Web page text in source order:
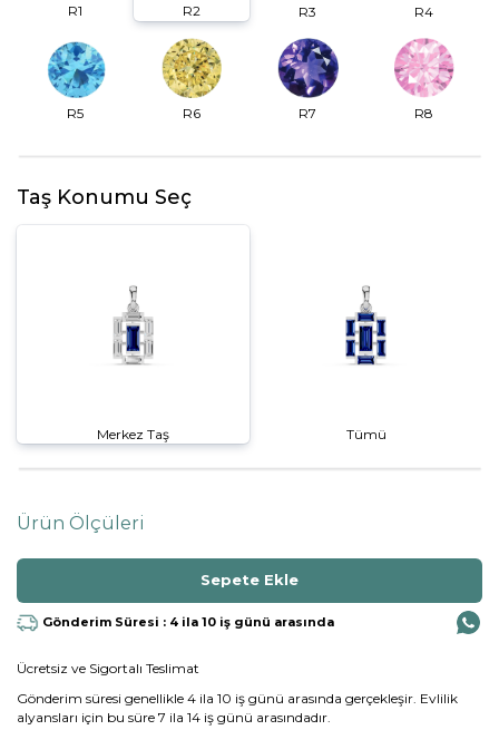
R1 R2 R3 R4
R5 R6 R7 R8
Taş Konumu Seç
Merkez Taş Tümü
Ürün Ölçüleri
Gönderim Süresi : 4 ila 10 iş günü arasında
Ücretsiz ve Sigortalı Teslimat
Gönderim süresi genellikle 4 ila 10 iş günü arasında gerçekleşir. Evlilik
alyansları için bu süre 7 ila 14 iş günü arasındadır.